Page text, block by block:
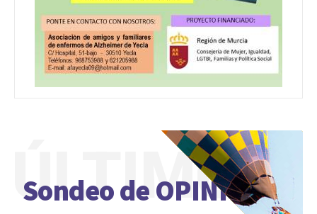
Sondeo de OPINIÓN
ÚLTIMO